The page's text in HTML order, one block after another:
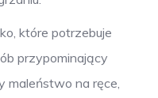
które potrzebuje
przypominający
maleństwo na ręce,